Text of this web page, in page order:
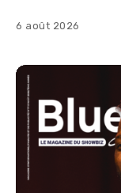
6 août 2026